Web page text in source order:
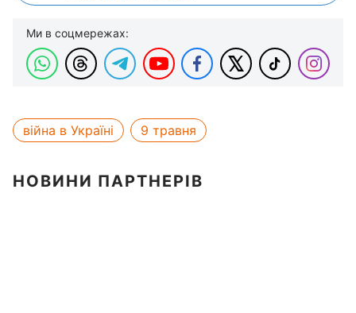
Ми в соцмережах:
війна в Україні 9 травня
НОВИНИ ПАРТНЕРІВ